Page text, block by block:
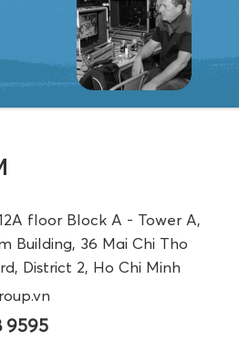
floor Block A - Tower A,
Building, 36 Mai Chi Tho
District 2, Ho Chi Minh
9595